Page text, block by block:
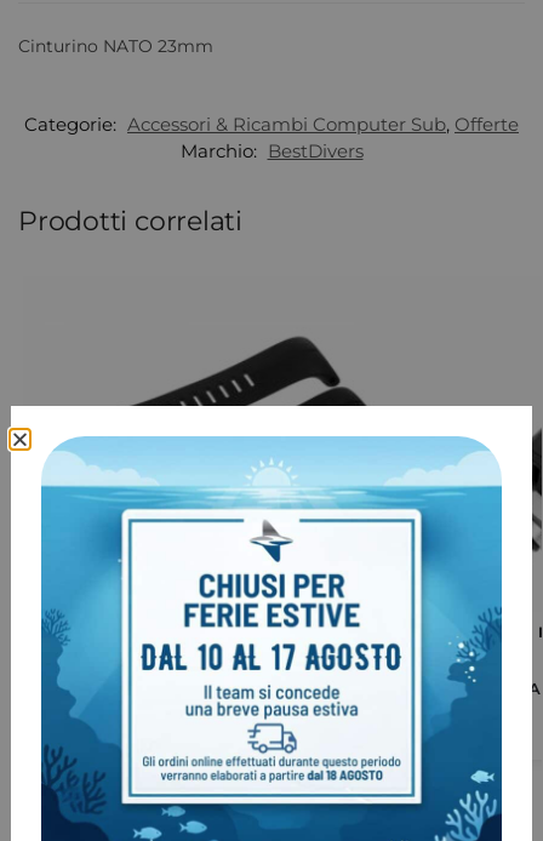
Cinturino NATO 23mm
Categorie: Accessori & Ricambi Computer Sub, Offerte
Marchio: BestDivers
Prodotti correlati
Prodotto esaurito
Cinturino Suunto D9 tx
68,00
Sonda per